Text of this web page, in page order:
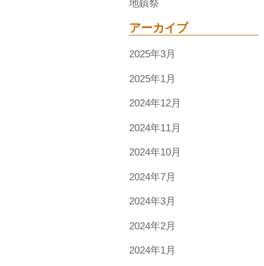
地鎮祭
アーカイブ
2025年3月
2025年1月
2024年12月
2024年11月
2024年10月
2024年7月
2024年3月
2024年2月
2024年1月